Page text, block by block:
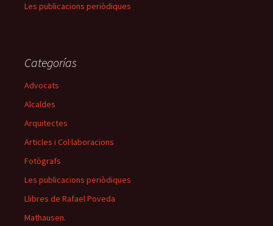
Les publicacions periòdiques
Categorías
Advocats
Alcaldes
Arquitectes
Articles i Col·laboracions
Fotògrafs
Les publicacions periòdiques
Llibres de Rafael Poveda
Mathausen.